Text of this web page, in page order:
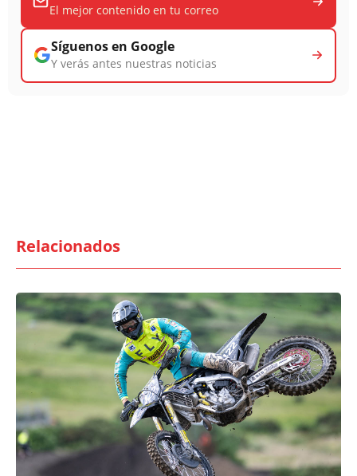
El mejor contenido en tu correo
Síguenos en Google
Y verás antes nuestras noticias
Relacionados